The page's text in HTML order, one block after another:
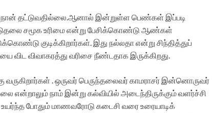
தட்டுவதில்லை.ஆனால் இன்றுள்ள பெண்கள் இப்படி
சமூக உரிமை என்று பேசிக்கொண்டு ஆண்கள்
குடிக்கிறார்கள். இது நல்லதா என்று சிந்தித்துப்
விவாகரத்து வரிசை நீண்டதாக இருக்கிறது.
வருகிறார்கள் . ஒருவர் பெருந்தலைவர் காமராசர் இன்னொருவர்
என்றாலும் நாம் இன்று கல்வியில் அடைந்திருக்கும் வளர்ச்சி
போதும் மாணவரோடு கடைசி வரை உரையாடிக்